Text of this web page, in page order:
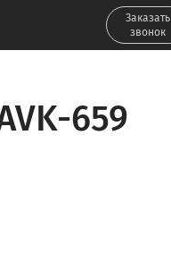
Заказать
звонок
659